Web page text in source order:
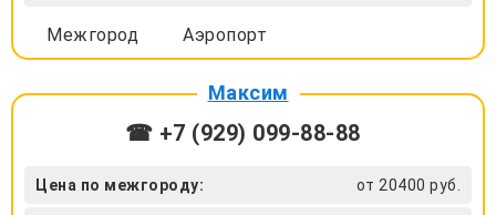
Межгород Аэропорт
Максим
☎ +7 (929) 099-88-88
Цена по межгороду: от 20400 руб.